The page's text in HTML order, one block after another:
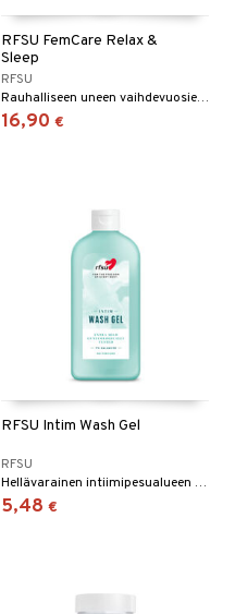
RFSU FemCare Relax &
Sleep
RFSU
Rauhalliseen uneen vaihdevuosien aikana.
16,90 €
RFSU Intim Wash Gel
RFSU
Hellävarainen intiimipesualueen pesuaine
5,48 €